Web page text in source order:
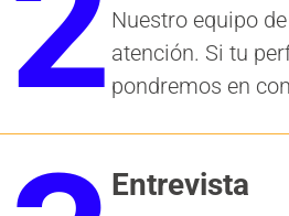
Nuestro equipo
atención. Si tu
pondremos en
Entrevista